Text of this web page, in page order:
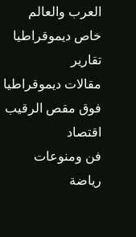
العرب والعالم
خاص ديموقراطيا
تقارير
مقالات ديموقراطيا
فوق مقص الرقيب
اقتصاد
فن ومنوعات
رياضة